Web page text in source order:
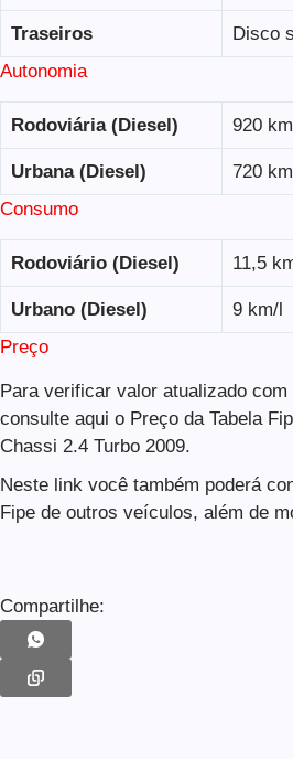
Traseiros
Disco
Autonomia
Rodoviária (Diesel) 920 km
Urbana (Diesel)
720 km
Consumo
Rodoviário (Diesel) 11,5
Urbano (Diesel)
9 km/l
Preço
Para verificar valor atualizado com
consulte aqui o Preço da Tabela
Chassi 2.4 Turbo 2009.
Neste link você também poderá
Fipe de outros veículos, além de
Compartilhe: